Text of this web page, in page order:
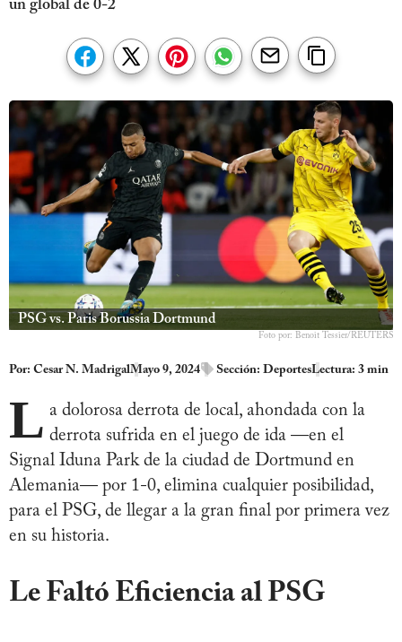
un global de 0-2
PSG vs. Paris Borussia Dortmund
Foto por: Benoit Tessier/REUTERS
Por: Cesar N. MadrigalMayo 9, 2024 Sección: DeportesLectura: 3 min
L a dolorosa derrota de local, ahondada con la
derrota sufrida en el juego de ida —en el
Signal Iduna Park de la ciudad de Dortmund en
Alemania— por 1-0, elimina cualquier posibilidad,
para el PSG, de llegar a la gran final por primera vez
en su historia.
Le Faltó Eficiencia al PSG